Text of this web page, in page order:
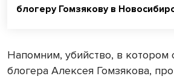
блогеру Гомзякову в
Напомним, убийство, в котором
блогера Алексея Гомзякова,